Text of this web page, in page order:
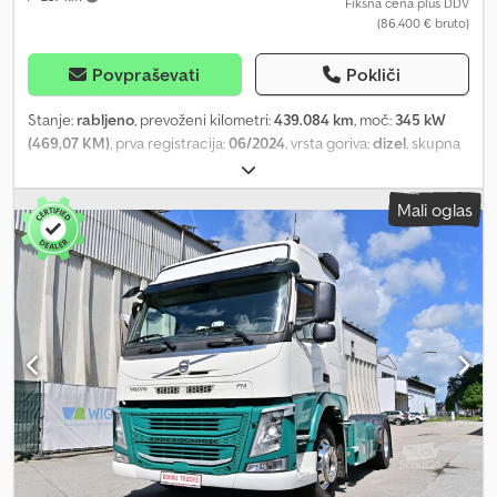
(86.400 € bruto)
Povpraševati Pokliči
Stanje: rabljeno, prevoženi kilometri:439.084 km, moč: 345 kW
(469,07 KM), prva registracija:06/2024, vrsta goriva:dizel, skupna
, konfiguracija osi:
prenosa:samodejen, emisijski razred:Euro 6, Oprema:ABS, filter
saj, klimatska naprava, parkirni grelec, i-Save paket, Euro 6, nizka
raven hrupa, zračna vzmetitev zadnje osi, blokada diferenciala,
avtomatski menjalnik I-Shift, kabina Globetrotter, sedež z zračno
vzmetjo/trden sedež, sončna zaslona, osrednje zaklepanje,
dnevne luči, LED žarometi, meglenke, zadnje luči z LED diodami,
električno nastavljiva ogledala, spojler na kabini, Dedpfx Aozrkhaji
Tjkr blatniki (stranski), stranske obloge, klimatska
naprava/avtomatski način, dodatni grelec, klimatska naprava za
stoječe vozilo, integrirana, INFOHIGH informacijsko-zabavni sistem
z NAVIGACIJO DAB+ in Bluetoothom, hladilni predal, električni
pomičniki oken, aluminijasti rezervoar 610+365 litrov, protiblokirni
sistem (ABS), elektronski zavorni sistem (EBS), diskovne zavore,
zavorni sistem Volvo Engine Brake, sistem za preprečevanje
Mali oglas